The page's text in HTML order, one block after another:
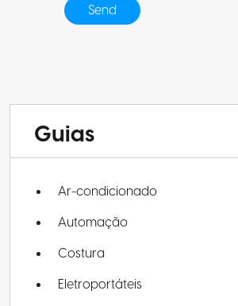
Guias
Ar-condicionado
Automação
Costura
Eletroportáteis